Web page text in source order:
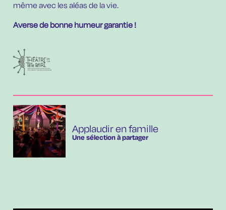
même avec les aléas de la vie.
Averse de bonne humeur garantie !
Applaudir en famille
Une sélection à partager